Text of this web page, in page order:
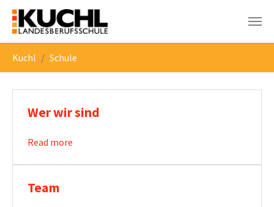
Skip to main navigation
Skip to main content
Skip to page footer
Kuchl Schule
Wer wir sind
Read more
Team